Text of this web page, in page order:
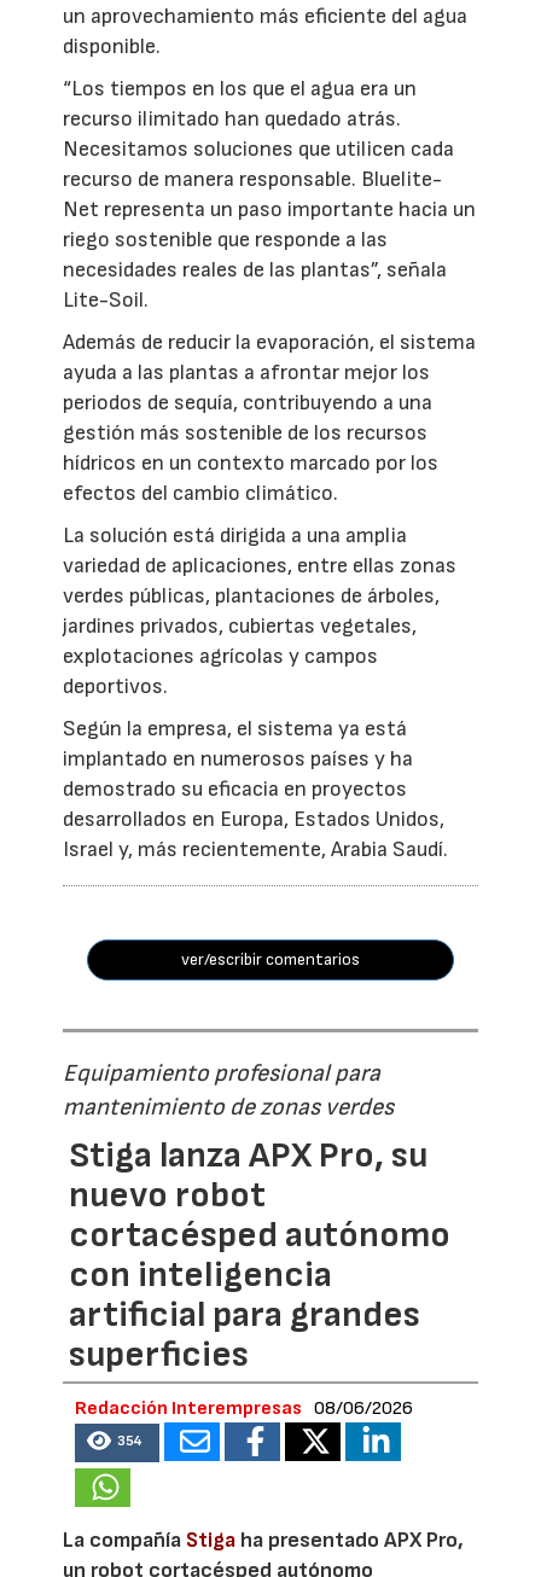
un aprovechamiento más eficiente del agua
disponible.
“Los tiempos en los que el agua era un
recurso ilimitado han quedado atrás.
Necesitamos soluciones que utilicen cada
recurso de manera responsable. Bluelite-
Net representa un paso importante hacia un
riego sostenible que responde a las
necesidades reales de las plantas”, señala
Lite-Soil.
Además de reducir la evaporación, el sistema
ayuda a las plantas a afrontar mejor los
periodos de sequía, contribuyendo a una
gestión más sostenible de los recursos
hídricos en un contexto marcado por los
efectos del cambio climático.
La solución está dirigida a una amplia
variedad de aplicaciones, entre ellas zonas
verdes públicas, plantaciones de árboles,
jardines privados, cubiertas vegetales,
explotaciones agrícolas y campos
deportivos.
Según la empresa, el sistema ya está
implantado en numerosos países y ha
demostrado su eficacia en proyectos
desarrollados en Europa, Estados Unidos,
Israel y, más recientemente, Arabia Saudí.
ver/escribir comentarios
Equipamiento profesional para
mantenimiento de zonas verdes
Stiga lanza APX Pro, su
nuevo robot
cortacésped autónomo
con inteligencia
artificial para grandes
superficies
Redacción Interempresas 08/06/2026
354
La compañía Stiga ha presentado APX Pro,
un robot cortacésped autónomo